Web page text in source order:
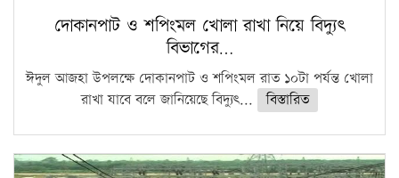
দোকানপাট ও শপিংমল খোলা রাখা নিয়ে বিদ্যুৎ
বিভাগের…
ঈদুল আজহা উপলক্ষে দোকানপাট ও শপিংমল রাত ১০টা পর্যন্ত খোলা
রাখা যাবে বলে জানিয়েছে বিদ্যুৎ...
বিস্তারিত